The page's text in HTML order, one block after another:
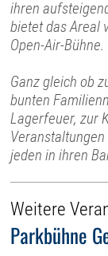
ihren
bietet das Areal
Open-Air-Bühne.
Ganz gleich ob
bunten
Lagerfeuer, zur
Veranstaltungen
jeden in ihren
Weitere
Parkbühne